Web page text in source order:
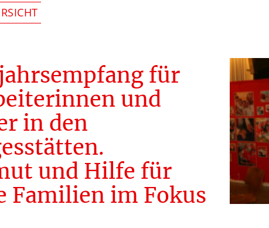
für
und
in den
und Hilfe für
Familien im Fokus